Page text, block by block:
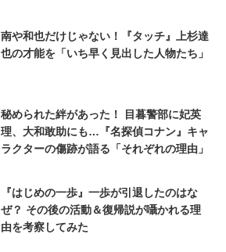
南や和也だけじゃない！『タッチ』上杉達
也の才能を「いち早く見出した人物たち」
秘められた絆があった！ 目暮警部に妃英
理、大和敢助にも…『名探偵コナン』キャ
ラクターの傷跡が語る「それぞれの理由」
『はじめの一歩』一歩が引退したのはな
ぜ？ その後の活動＆復帰説が囁かれる理
由を考察してみた